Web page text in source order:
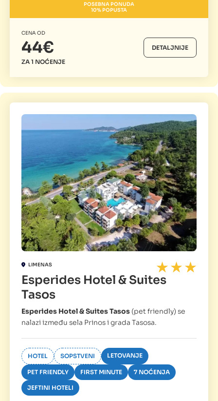
POSEBNA PONUDA
10% POPUSTA
CENA OD
44€
ZA 1 NOĆENJE
DETALJNIJE
LIMENAS
Esperides Hotel & Suites
Tasos
Esperides Hotel & Suites Tasos (pet friendly) se
nalazi između sela Prinos i grada Tasosa.
HOTEL SOPSTVENI LETOVANJE
PET FRIENDLY FIRST MINUTE 7 NOĆENJA
JEFTINI HOTELI